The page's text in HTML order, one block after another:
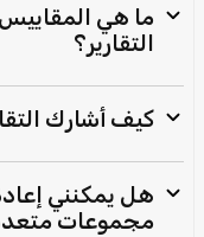
ما هي
التقارير؟
كيف أشارك
هل يمكنني
مجموعات